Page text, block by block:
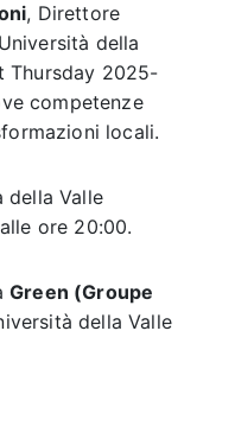
, Direttore
della
Thursday 2025-
competenze
locali.
della Valle
ore 20:00.
Green (Groupe
della Valle